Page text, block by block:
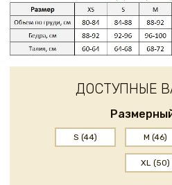
ДОСТУПНЫЕ
S (44) M (46)
XL (50)